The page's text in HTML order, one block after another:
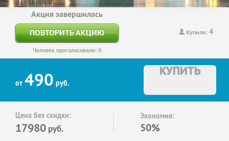
Купили:4
Акция завершилась
ПОВТОРИТЬ АКЦИЮ
Человек проголосовало: 0
от 490 руб.
КУПИТЬ
Цена без скидки:
17980 руб.
Экономия:
50%